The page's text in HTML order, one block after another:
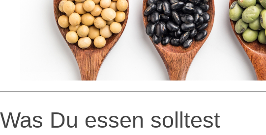
Was Du essen solltest